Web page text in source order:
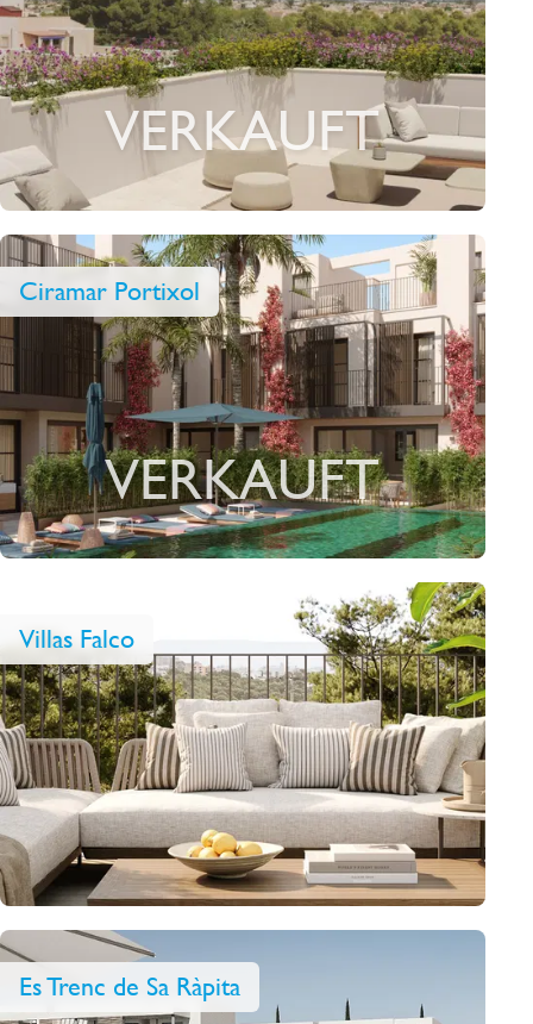
VERKAUFT
Ciramar Portixol
VERKAUFT
Villas Falco
Es Trenc de Sa Ràpita